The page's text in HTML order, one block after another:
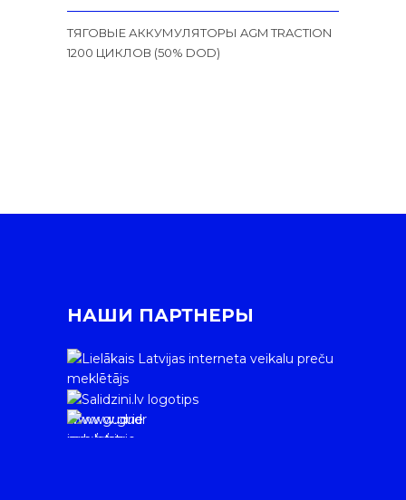
ТЯГОВЫЕ АККУМУЛЯТОРЫ AGM TRACTION
1200 ЦИКЛОВ (50% DOD)
НАШИ ПАРТНЕРЫ
www.gudrie
m.lv/atrie-